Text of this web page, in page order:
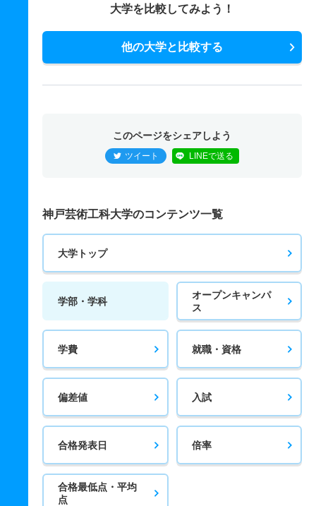
大学を比較してみよう！
他の大学と比較する
このページをシェアしよう
ツイート LINEで送る
神戸芸術工科大学のコンテンツ一覧
大学トップ
学部・学科
オープンキャンパ
ス
学費 就職・資格
偏差値 入試
合格発表日 倍率
合格最低点・平均
点